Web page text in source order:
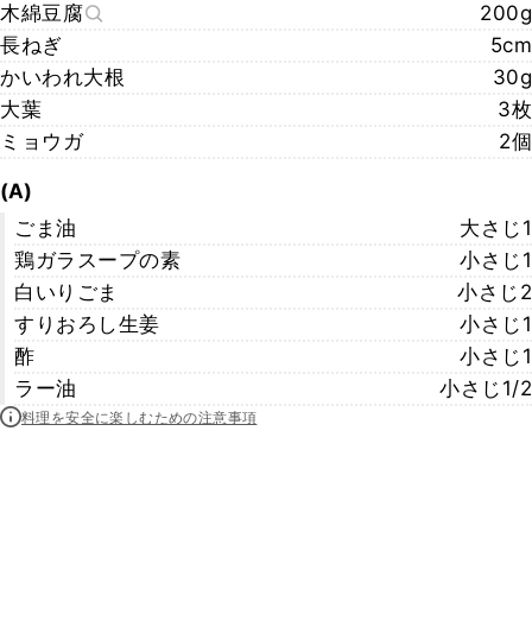
木綿豆腐
200g
長ねぎ
5cm
かいわれ大根
30g
大葉
3枚
ミョウガ
2個
(A)
ごま油
大さじ1
鶏ガラスープの素
小さじ1
白いりごま
小さじ2
すりおろし生姜
小さじ1
酢
小さじ1
ラー油
小さじ1/2
料理を安全に楽しむための注意事項